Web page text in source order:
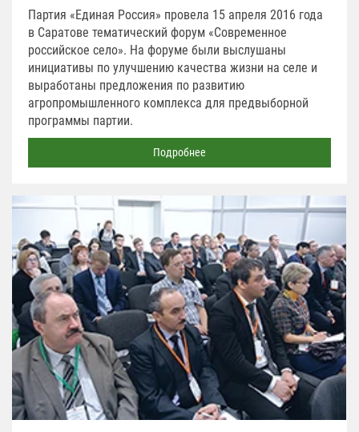
Партия «Единая Россия» провела 15 апреля 2016 года
в Саратове тематический форум «Современное
российское село». На форуме были выслушаны
инициативы по улучшению качества жизни на селе и
выработаны предложения по развитию
агропромышленного комплекса для предвыборной
программы партии.
Подробнее